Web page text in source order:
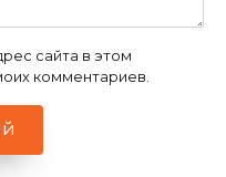
сайта в этом
комментариев.